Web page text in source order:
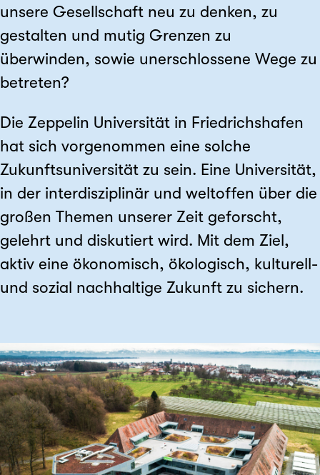
unsere Gesellschaft neu zu denken, zu
gestalten und mutig Grenzen zu
überwinden, sowie unerschlossene Wege zu
betreten?
Die Zeppelin Universität in Friedrichshafen
hat sich vorgenommen eine solche
Zukunftsuniversität zu sein. Eine Universität,
in der interdisziplinär und weltoffen über die
großen Themen unserer Zeit geforscht,
gelehrt und diskutiert wird. Mit dem Ziel,
aktiv eine ökonomisch, ökologisch, kulturell-
und sozial nachhaltige Zukunft zu sichern.